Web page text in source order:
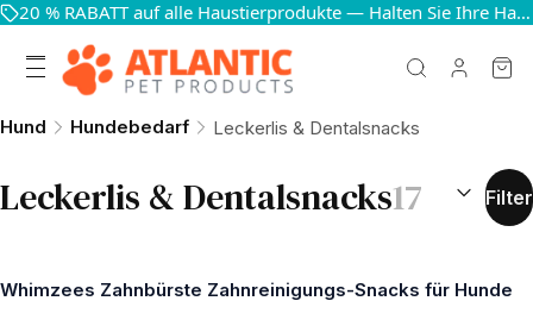
20 % RABATT auf alle Haustierprodukte — Halten Sie Ihre Haustiere glücklich und gesund
Hund Hundebedarf Leckerlis & Dentalsnacks
Leckerlis & Dentalsnacks17 Filter
Whimzees Zahnbürste Zahnreinigungs-Snacks für Hunde